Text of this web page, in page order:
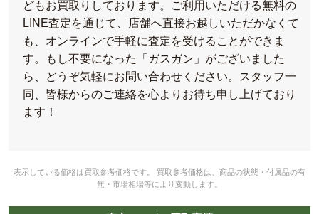
どもお買取りしております。ご利用いただける無料の
LINE査定を通じて、店舗へ直接お越しいただかなくて
も、オンラインで手軽に査定を受けることができま
す。もし不要になった「ガスガン」がございました
ら、どうぞ気軽にお問い合わせください。スタッフ一
同、皆様からのご連絡を心よりお待ち申し上げており
ます！
表示している価格は買取参考価格です。 買取参考価格は、商品の状態・付属品の有
無・市場相場等により変動します。